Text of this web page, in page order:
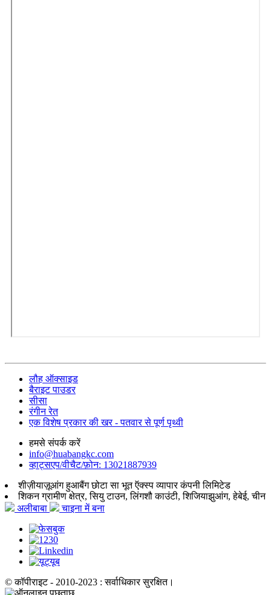
लौह ऑक्साइड
बैराइट पाउडर
सीसा
रंगीन रेत
एक विशेष प्रकार की खर - पतवार से पूर्ण पृथ्वी
हमसे संपर्क करें
info@huabangkc.com
व्हाट्सएप/वीचैट/फ़ोन: 13021887939
शीज़ीयाज़ूआंग हुआबैंग छोटा सा भूत ऍक्स्प व्यापार कंपनी लिमिटेड
शिकन ग्रामीण क्षेत्र, सियु टाउन, लिंगशौ काउंटी, शिजियाझुआंग, हेबेई, चीन
अलीबाबा
चाइना में बना
© कॉपीराइट - 2010-2023 : सर्वाधिकार सुरक्षित।